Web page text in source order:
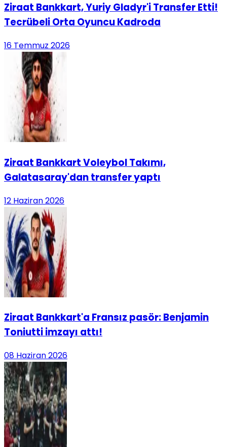
Ziraat Bankkart, Yuriy Gladyr'i Transfer Etti!
Tecrübeli Orta Oyuncu Kadroda
16 Temmuz 2026
Ziraat Bankkart Voleybol Takımı,
Galatasaray'dan transfer yaptı
12 Haziran 2026
Ziraat Bankkart'a Fransız pasör: Benjamin
Toniutti imzayı attı!
08 Haziran 2026